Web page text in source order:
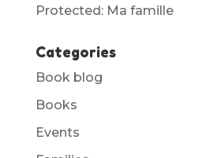
Protected: Ma famille
Categories
Book blog
Books
Events